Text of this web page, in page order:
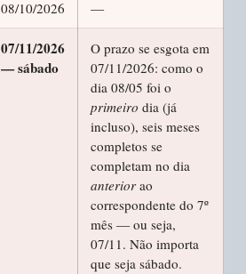
08/10/2026 —
07/11/2026
— sábado
O prazo se esgota em
07/11/2026: como o
dia 08/05 foi o
primeiro dia (já
incluso), seis meses
completos se
completam no dia
anteriorao
correspondente do 7º
mês — ou seja,
07/11. Não importa
que seja sábado.